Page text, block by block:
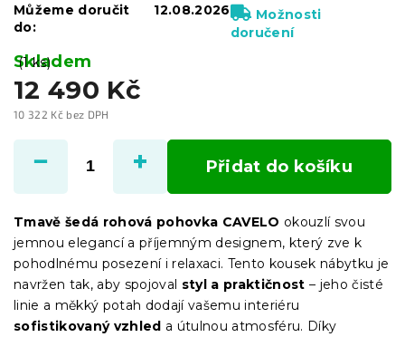
12 490 Kč
10 322 Kč bez DPH
cena:
Skladem
(1 ks)
Můžeme doručit
do:
12.08.2026
Možnosti
doručení
Přidat do košíku
Tmavě šedá rohová pohovka CAVELO okouzlí svou
jemnou elegancí a příjemným designem, který zve k
pohodlnému posezení i relaxaci. Tento kousek nábytku je
navržen tak, aby spojoval styl a praktičnost – jeho čisté
linie a měkký potah dodají vašemu interiéru
sofistikovaný vzhled a útulnou atmosféru. Díky